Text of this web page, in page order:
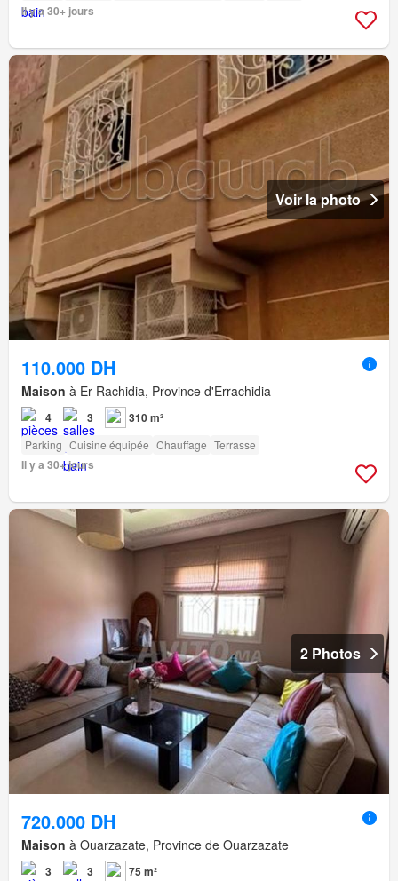
Il y a 30+ jours
Voir la photo
110.000 DH
Maison à Er Rachidia, Province d'Errachidia
4 3 310 m²
Parking Cuisine équipée Chauffage Terrasse
Il y a 30+ jours
2 Photos
720.000 DH
Maison à Ouarzazate, Province de Ouarzazate
3 3 75 m²